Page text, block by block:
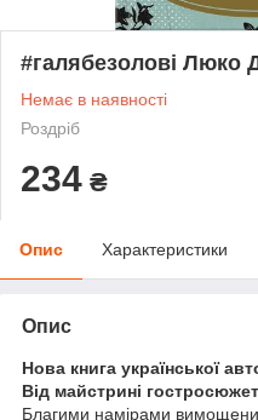
#галябезолові Люко
Немає в наявності
Роздріб
234 ₴
Опис Характеристики
Опис
Нова книга української
Від майстрині
Благими намірами